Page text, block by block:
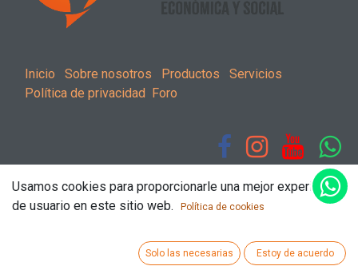
Inicio Sobre nosotros Productos
Servicios
Política de privacidad Foro
Contactar
2009-2025 Plataforma Latinoamericana
Usamos cookies para proporcionarle una mejor experiencia
de usuario en este sitio web.
Política de cookies
Solo las necesarias Estoy de acuerdo